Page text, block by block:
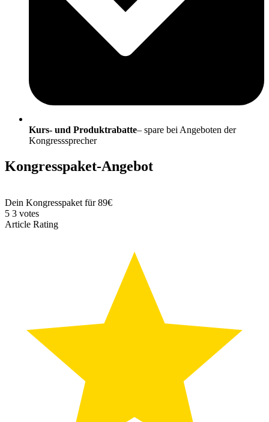
Kurs- und Produktrabatte– spare bei Angeboten der
Kongresssprecher
Kongresspaket-Angebot
Dein Kongresspaket für 89€
5 3 votes
Article Rating